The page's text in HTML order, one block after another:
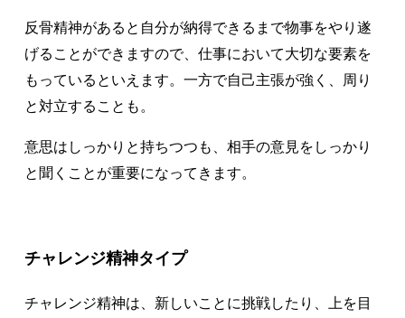
反骨精神があると自分が納得できるまで物事をやり遂
げることができますので、仕事において大切な要素を
もっているといえます。一方で自己主張が強く、周り
と対立することも。
意思はしっかりと持ちつつも、相手の意見をしっかり
と聞くことが重要になってきます。
チャレンジ精神タイプ
チャレンジ精神は、新しいことに挑戦したり、上を目